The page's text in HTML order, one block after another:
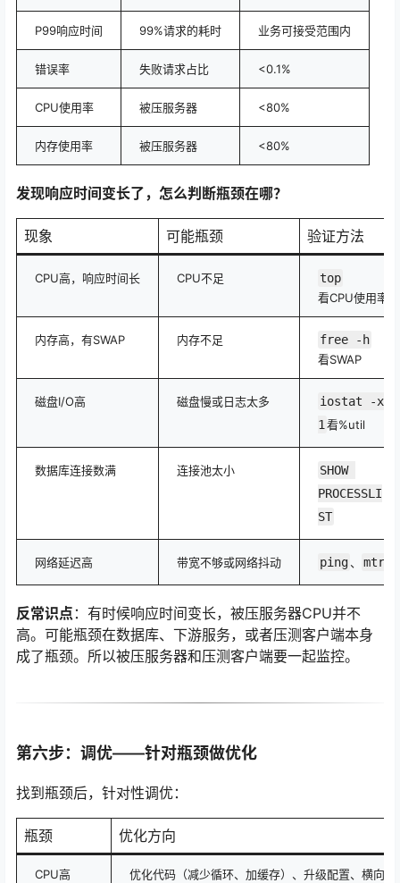
P99响应时间 99%请求的耗时 业务可接受范围内
错误率 失败请求占比 <0.1%
CPU使用率 被压服务器 <80%
内存使用率 被压服务器 <80%
发现响应时间变长了，怎么判断瓶颈在哪？
现象 可能瓶颈 验证方法
CPU高，响应时间长 CPU不足
top
看CPU使用率
内存高，有SWAP 内存不足
free -h
看SWAP
磁盘I/O高 磁盘慢或日志太多
iostat -x
1 看%util
数据库连接数满 连接池太小
SHOW
PROCESSLI
ST
网络延迟高 带宽不够或网络抖动 ping、 mtr
反常识点 ：有时候响应时间变长，被压服务器CPU并不
高。可能瓶颈在数据库、下游服务，或者压测客户端本身
成了瓶颈。所以被压服务器和压测客户端要一起监控。
第六步：调优——针对瓶颈做优化
找到瓶颈后，针对性调优：
瓶颈 优化方向
CPU高 优化代码（减少循环、加缓存）、升级配置、横向扩